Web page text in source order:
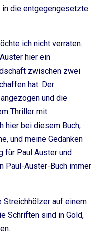
in die entgegengesetzte
ich nicht verraten.
hier ein
zwischen zwei
hat. Der
und die
Thriller mit
hier bei diesem Buch,
und meine Gedanken
für Paul Auster und
Paul-Auster-Buch immer
Streichhölzer auf einem
Schriften sind in Gold,